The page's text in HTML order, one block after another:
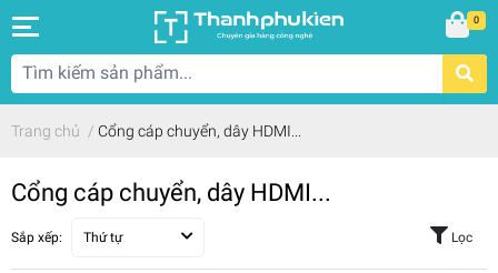
0
Trang chủ / Cổng cáp chuyển, dây HDMI...
Cổng cáp chuyển, dây HDMI...
Sắp xếp: Thứ tự Lọc